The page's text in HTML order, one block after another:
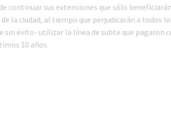
continuar sus extensiones que sólo
la ciudad, al tiempo que perjudicarán a todos
éxito- utilizar la línea de subte que pagaron
10 años.